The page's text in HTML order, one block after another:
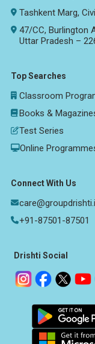
Tashkent Marg,
47/CC, Burlington
Uttar Pradesh –
Top Searches
Classroom
Books &
Test Series
Online
Connect With Us
+91-87501-87501
Drishti Social